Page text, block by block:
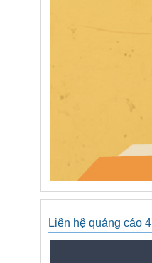
Liên hệ quảng cáo 4